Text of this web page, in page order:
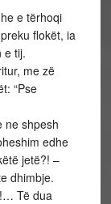
e tërhoqi
flokët, ia
e tij.
me zë
“Pse
ne shpesh
edhe
jetë?! –
dhimbje.
Të dua